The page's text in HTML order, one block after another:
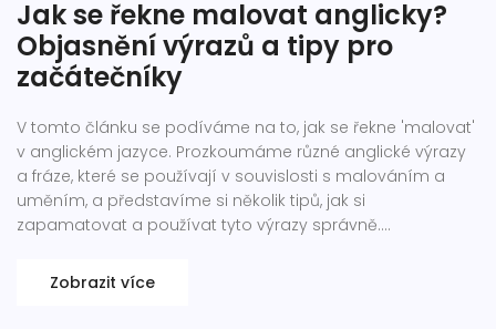
Jak se řekne malovat anglicky?
Objasnění výrazů a tipy pro
začátečníky
V tomto článku se podíváme na to, jak se řekne 'malovat'
v anglickém jazyce. Prozkoumáme různé anglické výrazy
a fráze, které se používají v souvislosti s malováním a
uměním, a představíme si několik tipů, jak si
zapamatovat a používat tyto výrazy správně.
fráze nejčastěji používají.
Zobrazit více